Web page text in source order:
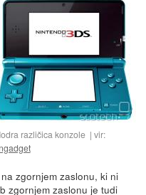
različica konzole
vir:
zgornjem zaslonu, ki ni
zgornjem zaslonu je tudi